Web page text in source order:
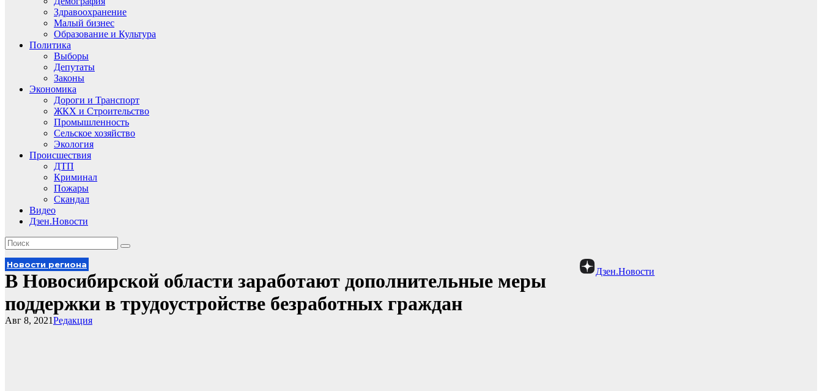
Здравоохранение
Малый бизнес
Образование и Культура
Политика
Выборы
Депутаты
Законы
Экономика
Дороги и Транспорт
ЖКХ и Строительство
Промышленность
Сельское хозяйство
Экология
Происшествия
ДТП
Криминал
Пожары
Скандал
Видео
Дзен.Новости
Дзен.Новости
Новости региона
В Новосибирской области заработают дополнительные меры
поддержки в трудоустройстве безработных граждан
Редакция
Авг 8, 2021